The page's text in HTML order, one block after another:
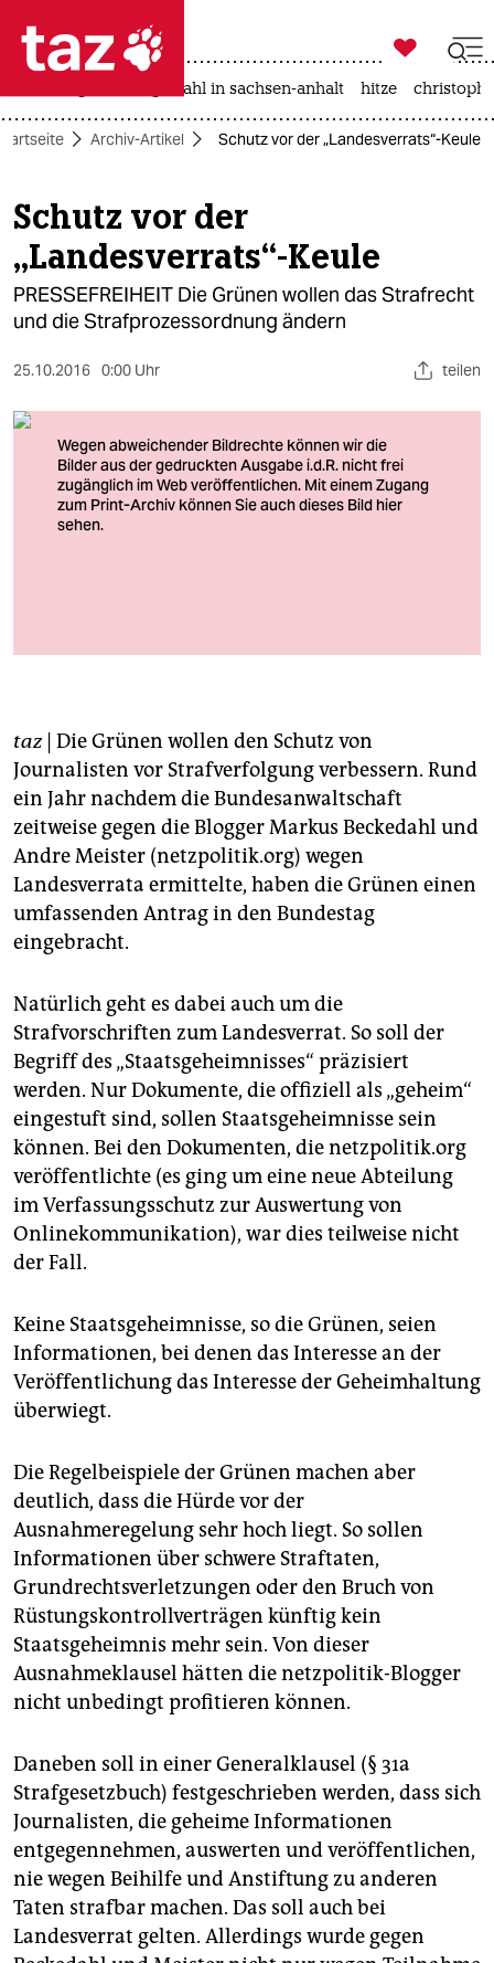
 taz zahl ich
taz zahl ich
themen
politik
öko
sport
berlin
veranstaltungen
shop
fragen & hilfe
unterstützen
abo
genossenschaft
epaper login

taz zahl ich
landtagswahl in sachsen-anhalt hitze
Archiv-Artikel Schutz vor der „Landesverrats“-Keule
Schutz vor der
„Landesverrats“-Keule
PRESSEFREIHEIT Die Grünen wollen das Strafrecht
und die Strafprozessordnung ändern
25.10.2016 0:00 Uhr teilen
taz| Die Grünen wollen den Schutz von
Journalisten vor Strafverfolgung verbessern. Rund
ein Jahr nachdem die Bundesanwaltschaft
zeitweise gegen die Blogger Markus Beckedahl und
Andre Meister (netzpolitik.org) wegen
Landesverrata ermittelte, haben die Grünen einen
umfassenden Antrag in den Bundestag
eingebracht.
Natürlich geht es dabei auch um die
Strafvorschriften zum Landesverrat. So soll der
Begriff des „Staatsgeheimnisses“ präzisiert
werden. Nur Dokumente, die offiziell als „geheim“
eingestuft sind, sollen Staatsgeheimnisse sein
können. Bei den Dokumenten, die netzpolitik.org
veröffentlichte (es ging um eine neue Abteilung
im Verfassungsschutz zur Auswertung von
Onlinekommunikation), war dies teilweise nicht
der Fall.
Keine Staatsgeheimnisse, so die Grünen, seien
Informationen, bei denen das Interesse an der
Veröffentlichung das Interesse der Geheimhaltung
überwiegt.
Die Regelbeispiele der ­Grünen machen aber
deutlich, dass die Hürde vor der
Ausnahmeregelung sehr hoch liegt. So sollen
Informationen über schwere Straftaten,
Grundrechtsverletzungen oder den Bruch von
Rüstungskontrollverträgen künftig kein
Staatsgeheimnis mehr sein. Von dieser
Ausnahmeklausel hätten die netzpolitik-Blogger
nicht unbedingt profitieren können.
Daneben soll in einer Generalklausel (§ 31a
Strafgesetzbuch) festgeschrieben werden, dass sich
Journalisten, die geheime Informationen
entgegennehmen, auswerten und veröffentlichen,
nie wegen Beihilfe und Anstiftung zu anderen
Taten strafbar machen. Das soll auch bei
Landesverrat gelten. Allerdings wurde gegen